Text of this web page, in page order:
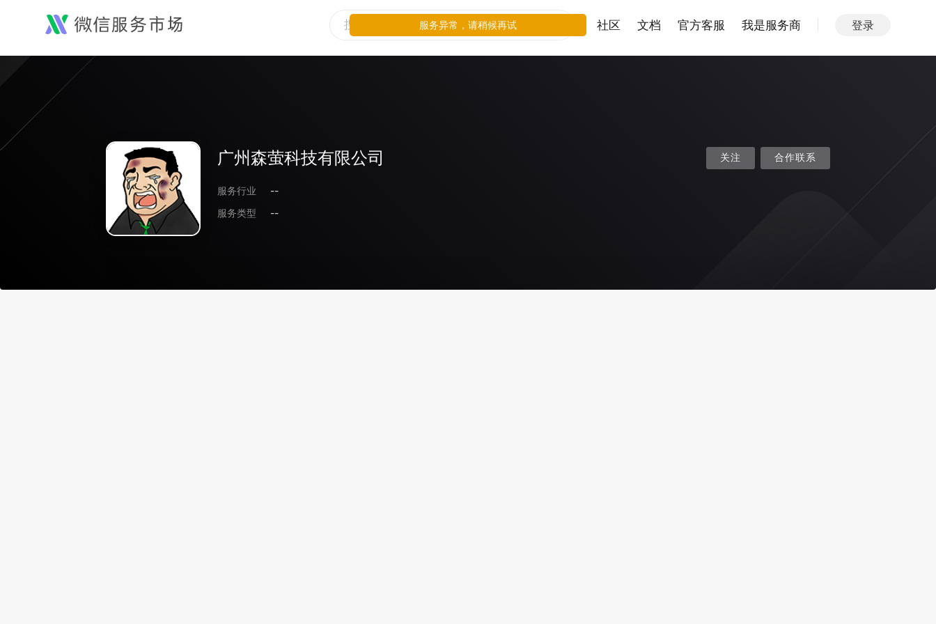
社区 文档 官方客服 我是服务商 登录
广州森萤科技有限公司
服务行业
--
服务类型
--
关注 合作联系
服务异常，请稍候再试